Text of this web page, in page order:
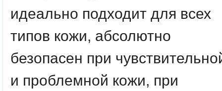
идеально подходит для всех
типов кожи, абсолютно
безопасен при
и проблемной кожи, при